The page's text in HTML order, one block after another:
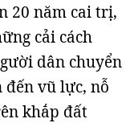
20 năm cai trị,
cải cách
dân chuyển
đến vũ lực, nỗ
khắp đất